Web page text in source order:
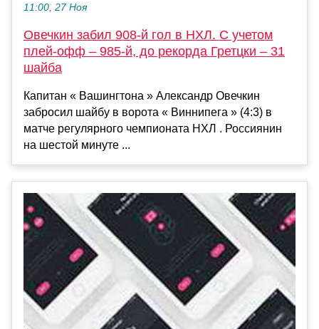
11:00, 27 Ноя
Овечкин забил 908-й гол в НХЛ. С учетом
плей-офф – 985-й, до рекорда Гретцки – 31
шайба
Капитан « Вашингтона » Александр Овечкин
забросил шайбу в ворота « Виннипега » (4:3) в
матче регулярного чемпионата НХЛ . Россиянин
на шестой минуте ...